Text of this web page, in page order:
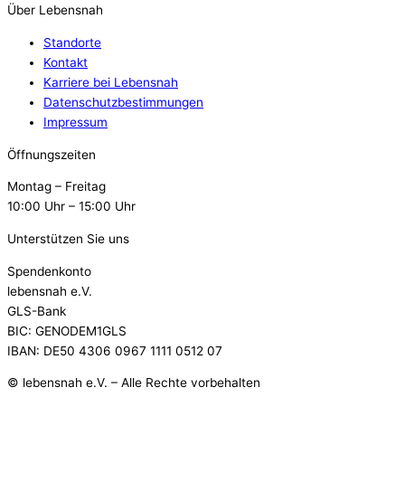
Über Lebensnah
Standorte
Kontakt
Karriere bei Lebensnah
Datenschutzbestimmungen
Impressum
Öffnungszeiten
Montag – Freitag
10:00 Uhr – 15:00 Uhr
Unterstützen Sie uns
Spendenkonto
lebensnah e.V.
GLS-Bank
BIC: GENODEM1GLS
IBAN: DE50 4306 0967 1111 0512 07
© lebensnah e.V. – Alle Rechte vorbehalten